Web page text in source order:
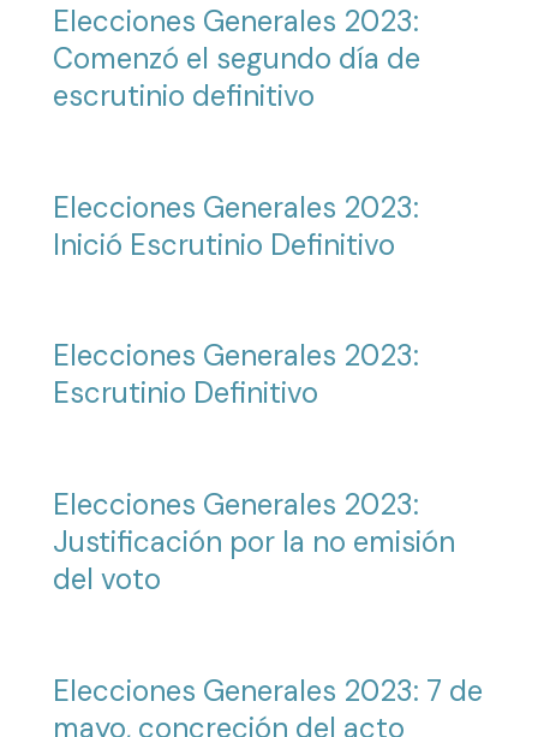
Elecciones Generales 2023:
Comenzó el segundo día de
escrutinio definitivo
Elecciones Generales 2023:
Inició Escrutinio Definitivo
Elecciones Generales 2023:
Escrutinio Definitivo
Elecciones Generales 2023:
Justificación por la no emisión
del voto
Elecciones Generales 2023: 7 de
mayo, concreción del acto